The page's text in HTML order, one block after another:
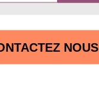
NOUS